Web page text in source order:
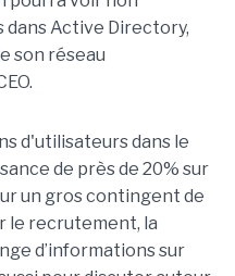
Active Directory,
son réseau
d'utilisateurs dans le
de près de 20% sur
un gros contingent de
le recrutement, la
d’informations sur